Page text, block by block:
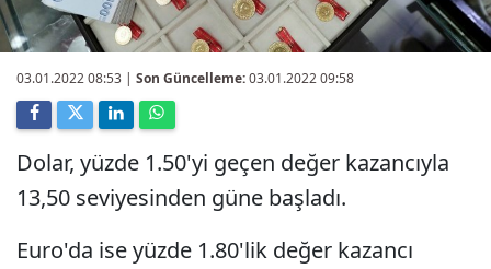
03.01.2022 08:53 | Son Güncelleme:03.01.2022 09:58
Dolar, yüzde 1.50'yi geçen değer kazancıyla
13,50 seviyesinden güne başladı.
Euro'da ise yüzde 1.80'lik değer kazancı